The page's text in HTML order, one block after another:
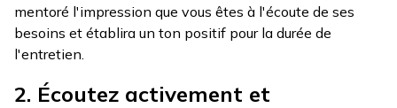
mentoré l'impression que vous êtes à l'écoute de ses
besoins et établira un ton positif pour la durée de
l'entretien.
2. Écoutez activement et